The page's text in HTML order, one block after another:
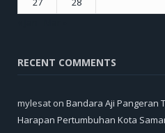
RECENT COMMENTS
mylesat on Bandara Aji Pangeran
Harapan Pertumbuhan Kota